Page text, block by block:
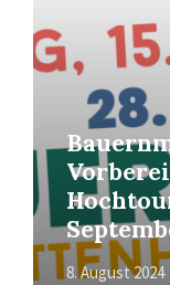
8. August 2024